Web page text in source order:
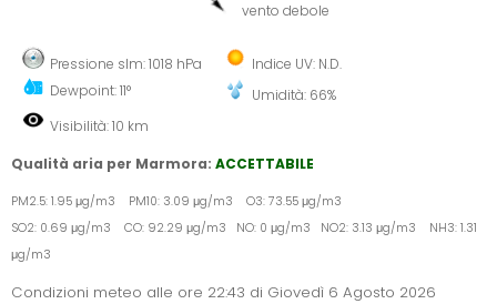
vento debole
Pressione slm: 1018 hPa
Dewpoint: 11°
Indice UV: N.D.
Umidità: 66%
Visibilità: 10 km
Qualità aria per Marmora: ACCETTABILE
PM2.5: 1.95 μg/m3 PM10: 3.09 μg/m3 O3: 73.55 μg/m3
SO2: 0.69 μg/m3 CO: 92.29 μg/m3 NO: 0 μg/m3 NO2: 3.13 μg/m3 NH3: 1.31
μg/m3
Condizioni meteo alle ore 22:43 di Giovedì 6 Agosto 2026